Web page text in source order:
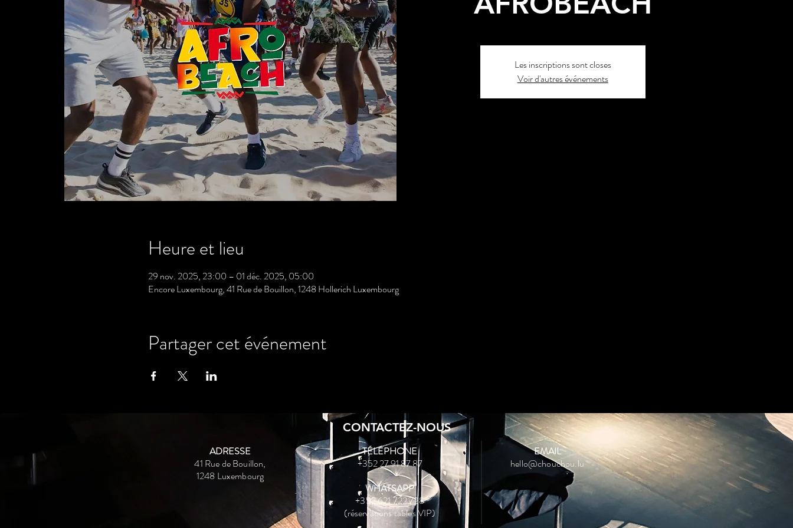
Les inscriptions sont closes
Voir d'autres événements
Heure et lieu
29 nov. 2025, 23:00 – 01 déc. 2025, 05:00
Encore Luxembourg, 41 Rue de Bouillon, 1248 Hollerich Luxembourg
Partager cet événement
CONTACTEZ-NOUS
ADRESSE
41 Rue de Bouillon,
1248 Luxembourg
TÉLÉPHONE
+352 27 91 87 87
WHATSAPP
+352 621 722 728
(réservations tables VIP)
EMAIL
hello@chouchou.lu